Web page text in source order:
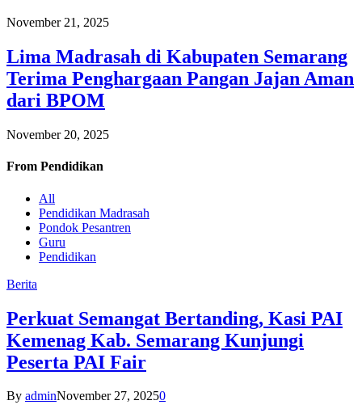
November 21, 2025
Lima Madrasah di Kabupaten Semarang
Terima Penghargaan Pangan Jajan Aman
dari BPOM
November 20, 2025
From Pendidikan
All
Pendidikan Madrasah
Pondok Pesantren
Guru
Pendidikan
Berita
Perkuat Semangat Bertanding, Kasi PAI
Kemenag Kab. Semarang Kunjungi
Peserta PAI Fair
By adminNovember 27, 20250